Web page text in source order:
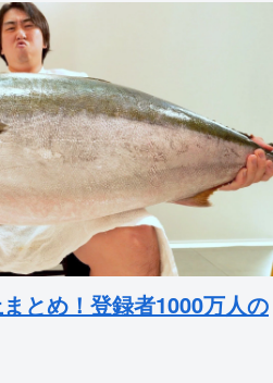
とめ！登録者1000万人の